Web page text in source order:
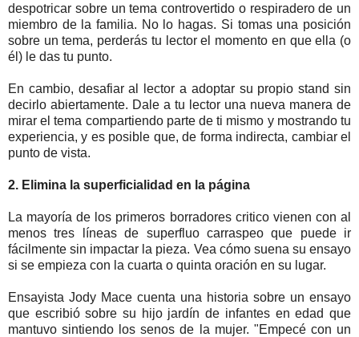
despotricar sobre un tema controvertido o respiradero de un
miembro de la familia. No lo hagas. Si tomas una posición
sobre un tema, perderás tu lector el momento en que ella (o
él) le das tu punto.
En cambio, desafiar al lector a adoptar su propio stand sin
decirlo abiertamente. Dale a tu lector una nueva manera de
mirar el tema compartiendo parte de ti mismo y mostrando tu
experiencia, y es posible que, de forma indirecta, cambiar el
punto de vista.
2. Elimina la superficialidad en la página
La mayoría de los primeros borradores critico vienen con al
menos tres líneas de superfluo carraspeo que puede ir
fácilmente sin impactar la pieza. Vea cómo suena su ensayo
si se empieza con la cuarta o quinta oración en su lugar.
Ensayista Jody Mace cuenta una historia sobre un ensayo
que escribió sobre su hijo jardín de infantes en edad que
mantuvo sintiendo los senos de la mujer. "Empecé con un